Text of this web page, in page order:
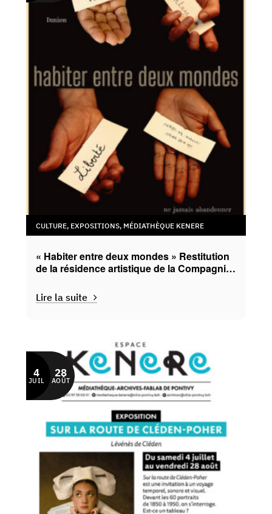
CULTURE, EXPOSITIONS, MÉDIATHÈQUE KENERE
« Habiter entre deux mondes » Restitution
de la résidence artistique de la Compagnie
Lire la suite
4
JUIL
28
AOÛT